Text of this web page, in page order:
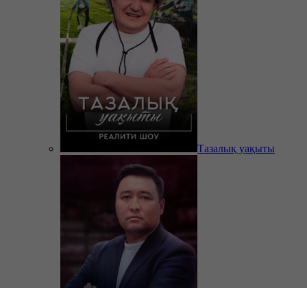
Тазалық уақыты